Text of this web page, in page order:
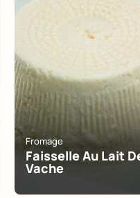
Fromage
Faisselle Au Lait
Vache